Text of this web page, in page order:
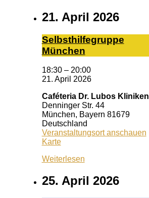
21. April 2026
Selbst­hil­fe­grup­pe
Mün­chen
18:30 – 20:00
21. April 2026
Caféteria Dr. Lubos Kliniken
Denninger Str. 44
München, Bayern 81679
Deutschland
Veranstaltungsort anschauen
KarteCaféteria
Lubos
Weiterlesen
25. April 2026